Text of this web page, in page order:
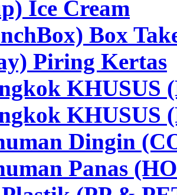
Ice Cream
Box
Piring Kertas
KHUSUS
KHUSUS
Dingin
Panas